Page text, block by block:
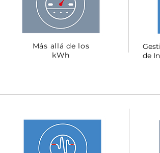
Más allá de los
kWh
de